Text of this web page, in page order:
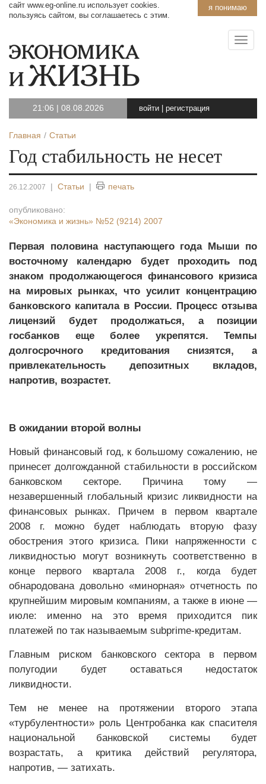
я понимаю
сайт www.eg-online.ru использует cookies.
пользуясь сайтом, вы соглашаетесь с этим.
21:06 | 08.08.2026 войти регистрация
Главная Статьи
Год стабильность не несет
26.12.2007 | Статьи | печать
опубликовано:
«Экономика и жизнь» №52 (9214) 2007
Первая половина наступающего года Мыши по
восточному календарю будет проходить под
знаком продолжающегося финансового кризиса
на мировых рынках, что усилит концентрацию
банковского капитала в России. Процесс отзыва
лицензий будет продолжаться, а позиции
госбанков еще более укрепятся. Темпы
долгосрочного кредитования снизятся, а
привлекательность депозитных вкладов,
напротив, возрастет.
В ожидании второй волны
Новый финансовый год, к большому сожалению, не
принесет долгожданной стабильности в российском
банковском секторе. Причина тому —
незавершенный глобальный кризис ликвидности на
финансовых рынках. Причем в первом квартале
2008 г. можно будет наблюдать вторую фазу
обострения этого кризиса. Пики напряженности с
ликвидностью могут возникнуть соответственно в
конце первого квартала 2008 г., когда будет
обнародована довольно «минорная» отчетность по
крупнейшим мировым компаниям, а также в июне —
июле: именно на это время приходится пик
платежей по так называемым subprime-кредитам.
Главным риском банковского сектора в первом
полугодии будет оставаться недостаток
ликвидности.
Тем не менее на протяжении второго этапа
«турбулентности» роль Центробанка как спасителя
национальной банковской системы будет
возрастать, а критика действий регулятора,
напротив, — затихать.